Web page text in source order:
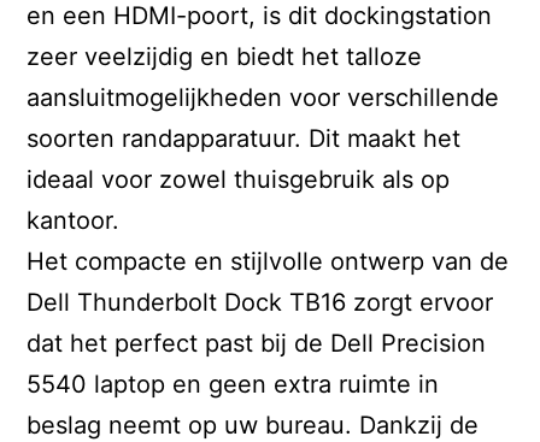
en een HDMI-poort, is dit dockingstation
zeer veelzijdig en biedt het talloze
aansluitmogelijkheden voor verschillende
soorten randapparatuur. Dit maakt het
ideaal voor zowel thuisgebruik als op
kantoor.
Het compacte en stijlvolle ontwerp van de
Dell Thunderbolt Dock TB16 zorgt ervoor
dat het perfect past bij de Dell Precision
5540 laptop en geen extra ruimte in
beslag neemt op uw bureau. Dankzij de